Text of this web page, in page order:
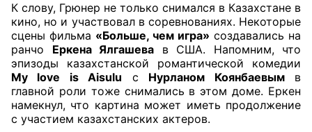
К слову, Грюнер не только снимался в Казахстане в
кино, но и участвовал в соревнованиях. Некоторые
сцены фильма «Больше, чем игра» создавались на
ранчо Еркена Ялгашева в США. Напомним, что
эпизоды казахстанской романтической комедии
My love is Aisulu с Нурланом Коянбаевымв
главной роли тоже снимались в этом доме. Еркен
намекнул, что картина может иметь продолжение
с участием казахстанских актеров.